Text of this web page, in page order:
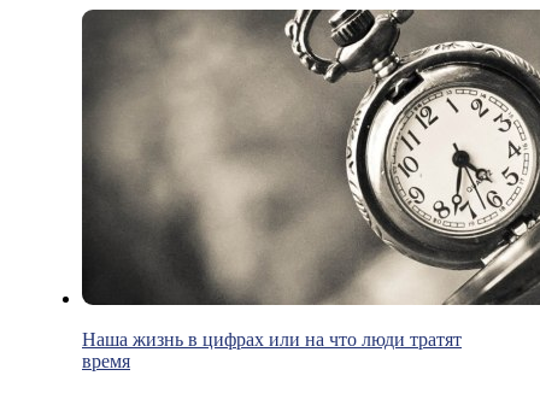
Наша жизнь в цифрах или на что люди тратят
время